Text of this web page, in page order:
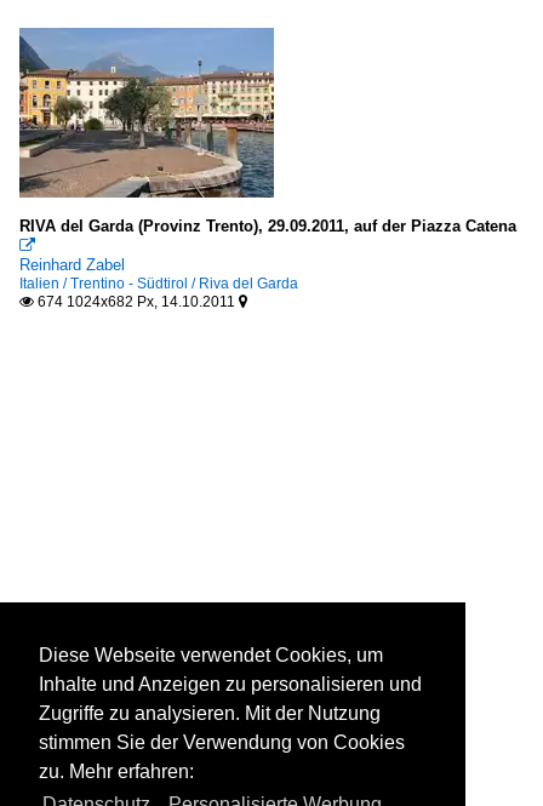
RIVA del Garda (Provinz Trento), 29.09.2011, auf der Piazza Catena

Reinhard Zabel
Italien / Trentino - Südtirol / Riva del Garda
 674 1024x682 Px, 14.10.2011 
Diese Webseite verwendet Cookies, um
Inhalte und Anzeigen zu personalisieren und
Zugriffe zu analysieren. Mit der Nutzung
stimmen Sie der Verwendung von Cookies
zu. Mehr erfahren: